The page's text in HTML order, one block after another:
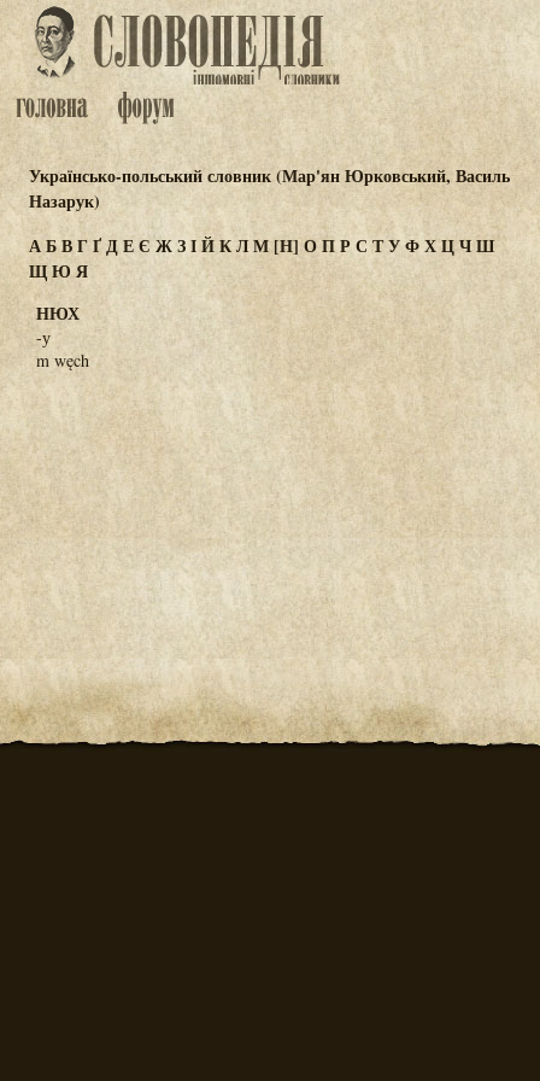
Українсько-польський словник (Мар'ян Юрковський, Василь
Назарук)
АБВГҐДЕЄЖЗІЙКЛМ [Н] ОПР С ТУФХЦЧШ
ЩЮЯ
НЮХ
-у
m węch